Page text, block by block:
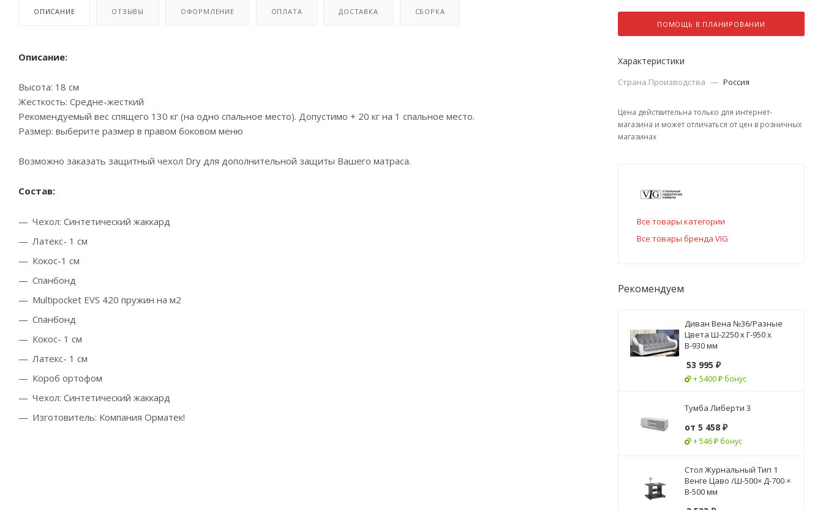
ОПИСАНИЕ ОТЗЫВЫ ОФОРМЛЕНИЕ ОПЛАТА ДОСТАВКА СБОРКА
Описание:
Высота: 18 см
Жесткость: Средне-жесткий
Рекомендуемый вес спящего 130 кг (на одно спальное место). Допустимо + 20 кг на 1 спальное место.
Размер: выберите размер в правом боковом меню
Возможно заказать защитный чехол Dry для дополнительной защиты Вашего матраса.
Состав:
Чехол: Синтетический жаккард
Латекс- 1 см
Кокос-1 см
Спанбонд
Multipocket EVS 420 пружин на м2
Спанбонд
Кокос- 1 см
Латекс- 1 см
Короб ортофом
Чехол: Синтетический жаккард
Изготовитель: Компания Орматек!
ПОМОЩЬ В ПЛАНИРОВАНИИ
Характеристики
Страна Производства — Россия
Цена действительна только для интернет-
магазина и может отличаться от цен в розничных
магазинах
Все товары категории
Все товары бренда VIG
Рекомендуем
Диван Вена №36/Разные
Цвета Ш-2250 х Г-950 х
В-930 мм
53 995 ₽
+ 5400 ₽ бонус
Тумба Либерти 3
от 5 458 ₽
+ 546 ₽ бонус
Стол Журнальный Тип 1
Венге Цаво /Ш-500× Д-700 ×
В-500 мм